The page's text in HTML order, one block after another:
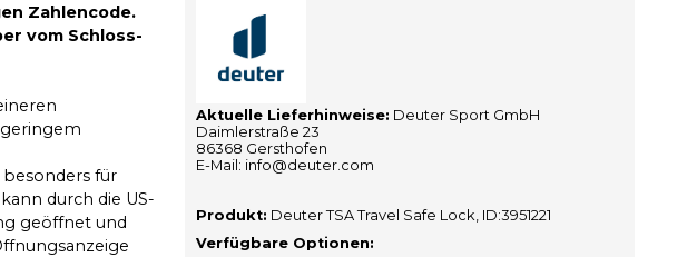
Zahlencode.
vom Schloss-
besonders für
durch die US-
geöffnet und
Aktuelle Lieferhinweise: Deuter Sport GmbH
Daimlerstraße 23
86368 Gersthofen
E-Mail: info@deuter.com
Produkt: Deuter TSA Travel Safe Lock, ID:3951221
Verfügbare Optionen: